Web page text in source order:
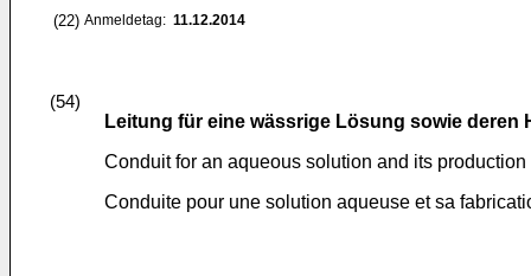
(22) Anmeldetag: 11.12.2014
(54)
Leitung für eine wässrige Lösung sowie deren
Conduit for an aqueous solution and its production
Conduite pour une solution aqueuse et sa